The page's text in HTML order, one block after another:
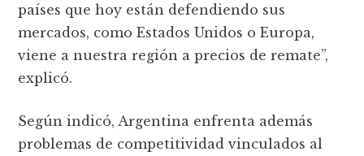
países que hoy están defendiendo sus
mercados, como Estados Unidos o Europa,
viene a nuestra región a precios de remate”,
explicó.
Según indicó, Argentina enfrenta además
problemas de competitividad vinculados al